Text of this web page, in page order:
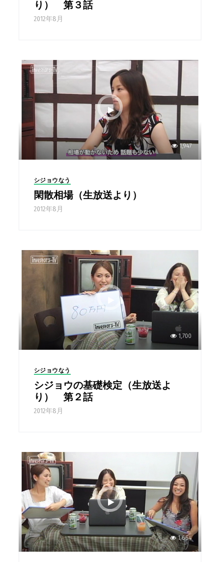
り） 第３話
2012年8月
1,947
シジョウなう
閑散相場（生放送より）
2012年8月
1,700
シジョウなう
シジョウの基礎検定（生放送よ
り） 第２話
2012年8月
1,664